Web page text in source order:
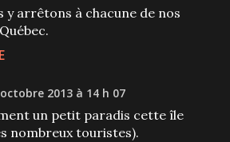
y arrêtons à chacune de nos
2013 à 14 h 07
un petit paradis cette île
nombreux touristes).